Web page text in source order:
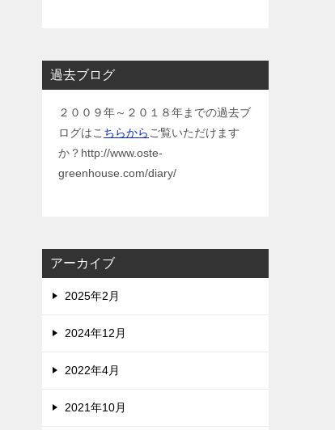
過去ブログ
２００９年～２０１８年までの過去ブ
ログはこ ちらから ご覧いただけます
か？http://www.oste-
greenhouse.com/diary/
アーカイブ
2025年2月
2024年12月
2022年4月
2021年10月